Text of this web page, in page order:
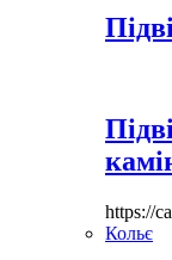
https://
Кольє